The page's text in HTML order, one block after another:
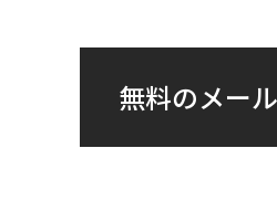
無料のメー